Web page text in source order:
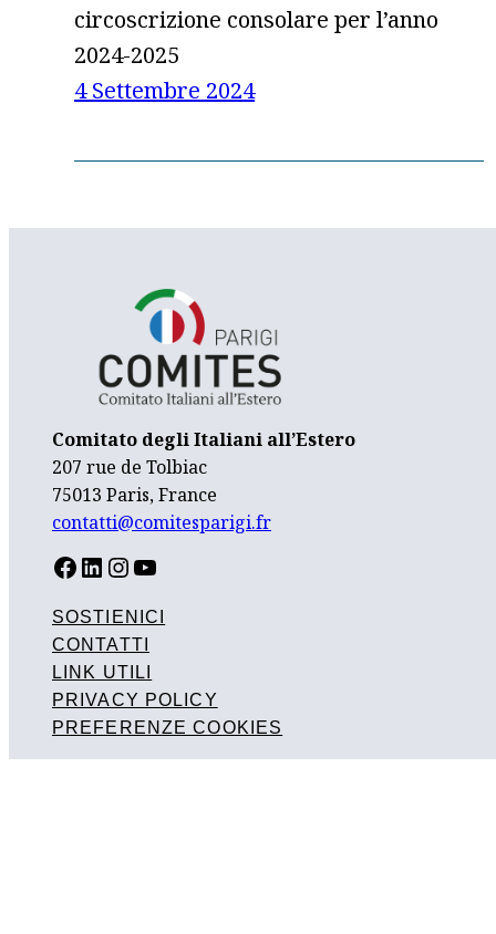
circoscrizione consolare per l’anno
2024-2025
4 Settembre 2024
Comitato degli Italiani all’Estero
207 rue de Tolbiac
75013 Paris, France
contatti@comitesparigi.fr
FACEBOOK LINKEDIN INSTAGRAM YOUTUBE
SOSTIENICI
CONTATTI
LINK UTILI
PRIVACY POLICY
PREFERENZE COOKIES